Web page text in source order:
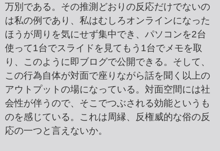
万別である。その推測どおりの反応だけでないの
は私の例であり、私はむしろオンラインになった
ほうが周りを気にせず集中でき、パソコンを2台
使って1台でスライドを見てもう1台でメモを取
り、このように即ブログで公開できる。そして、
この行為自体が対面で座りながら話を聞く以上の
アウトプットの場になっている。対面空間には社
会性が伴うので、そこでつぶされる効能というも
のを感じている。これは周縁、反権威的な俗の反
応の一つと言えないか。